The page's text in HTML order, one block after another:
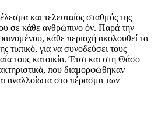
και τελευταίος σταθμός της
σε κάθε ανθρώπινο όν. Παρά την
κάθε περιοχή ακολουθεί τα
τυπικό, για να συνοδεύσει τους
τους κατοικία. Έτσι και στη Θάσο
που διαμορφώθηκαν
αναλλοίωτα στο πέρασμα των